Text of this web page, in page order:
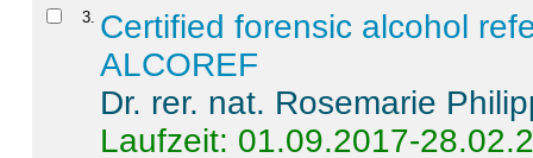
3 Certified forensic alcohol
ALCOREF
Dr. rer. nat. Rosemarie
Laufzeit: 01.09.2017-